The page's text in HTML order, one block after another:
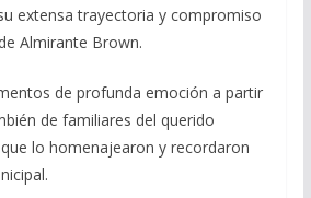
extensa trayectoria y compromiso
Almirante Brown.
de profunda emoción a partir
de familiares del querido
lo homenajearon y recordaron